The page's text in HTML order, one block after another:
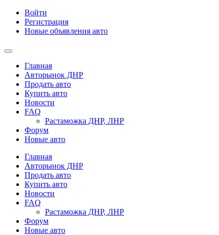
Войти
Регистрация
Новые объявления авто
Главная
Авторынок ДНР
Продать авто
Купить авто
Новости
FAQ
Растаможка ДНР, ЛНР
Форум
Новые авто
Главная
Авторынок ДНР
Продать авто
Купить авто
Новости
FAQ
Растаможка ДНР, ЛНР
Форум
Новые авто